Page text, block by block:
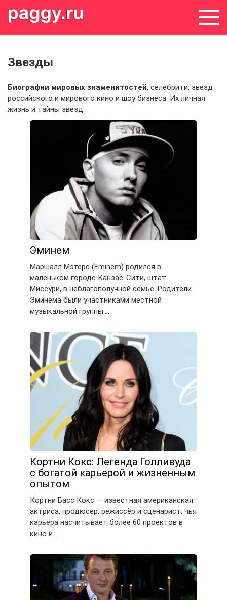
Звезды
Биографии мировых знаменитостей, селебрити, звезд
российского и мирового кино и шоу бизнеса. Их личная
жизнь и тайны звезд.
Эминем
Маршалл Мэтерс (Eminem) родился в
маленьком городе Канзас-Сити, штат
Миссури, в неблагополучной семье. Родители
Эминема были участниками местной
музыкальной группы….
Кортни Кокс: Легенда Голливуда
с богатой карьерой и жизненным
опытом
Кортни Басс Кокс — известная американская
актриса, продюсер, режиссёр и сценарист, чья
карьера насчитывает более 60 проектов в
кино и…